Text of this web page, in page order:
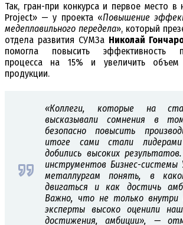
Так, гран-при конкурса и первое место в
Project» — у проекта «Повышение
медеплавильного передела», который
отдела развития СУМЗа Николай
помогла повысить эффективность
процесса на 15% и увеличить объем
продукции.
«Коллеги, которые на
высказывали сомнения в
безопасно повысить
итоге сами стали
добились высоких
инструментов Бизнес-системы
металлургам понять, в
двигаться и как достичь
Важно, что не только внутри
эксперты высоко оценили
достижения, амбиции», —